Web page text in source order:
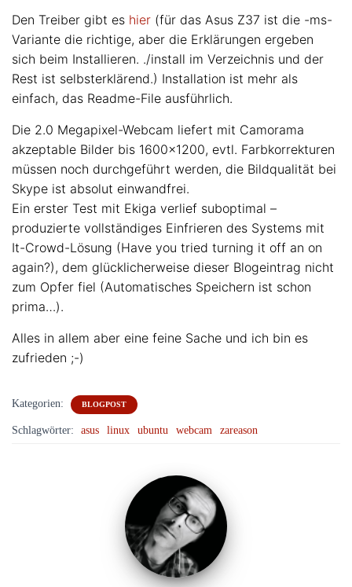
Den Treiber gibt es hier (für das Asus Z37 ist die -ms-
Variante die richtige, aber die Erklärungen ergeben
sich beim Installieren. ./install im Verzeichnis und der
Rest ist selbsterklärend.) Installation ist mehr als
einfach, das Readme-File ausführlich.
Die 2.0 Megapixel-Webcam liefert mit Camorama
akzeptable Bilder bis 1600×1200, evtl. Farbkorrekturen
müssen noch durchgeführt werden, die Bildqualität bei
Skype ist absolut einwandfrei.
Ein erster Test mit Ekiga verlief suboptimal –
produzierte vollständiges Einfrieren des Systems mit
It-Crowd-Lösung (Have you tried turning it off an on
again?), dem glücklicherweise dieser Blogeintrag nicht
zum Opfer fiel (Automatisches Speichern ist schon
prima…).
Alles in allem aber eine feine Sache und ich bin es
zufrieden ;-)
Kategorien: BLOGPOST
Schlagwörter: asus linux ubuntu webcam zareason